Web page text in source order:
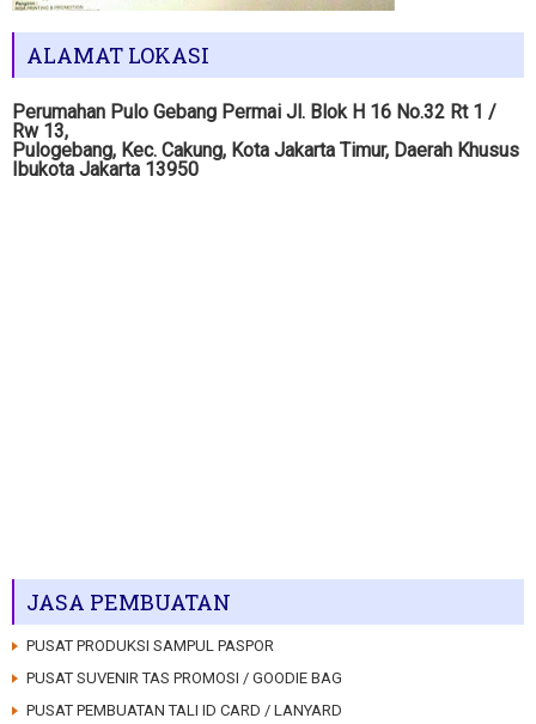
ALAMAT LOKASI
Perumahan Pulo Gebang Permai Jl. Blok H 16 No.32 Rt 1 /
Rw 13,
Pulogebang, Kec. Cakung, Kota Jakarta Timur, Daerah Khusus
Ibukota Jakarta 13950
JASA PEMBUATAN
PUSAT PRODUKSI SAMPUL PASPOR
PUSAT SUVENIR TAS PROMOSI / GOODIE BAG
PUSAT PEMBUATAN TALI ID CARD / LANYARD